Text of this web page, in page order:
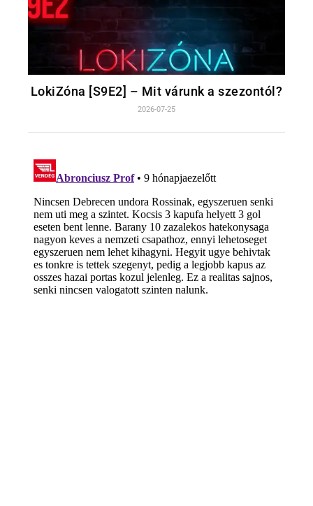
LokiZóna [S9E2] – Mit várunk a szezontól?
2026-07-25